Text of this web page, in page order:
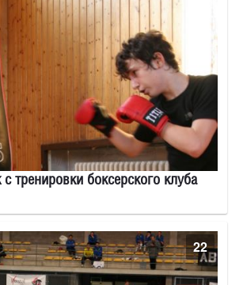
тренировки боксерского клуба
22